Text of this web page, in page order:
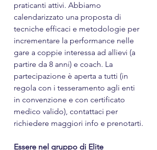
praticanti attivi. Abbiamo
calendarizzato una proposta di
tecniche efficaci e metodologie per
incrementare la performance nelle
gare a coppie interessa ad allievi (a
partire da 8 anni) e coach. La
partecipazione è aperta a tutti (in
regola con i tesseramento agli enti
in convenzione e con certificato
medico valido), contattaci per
richiedere maggiori info e prenotarti.
Essere nel gruppo di Elite